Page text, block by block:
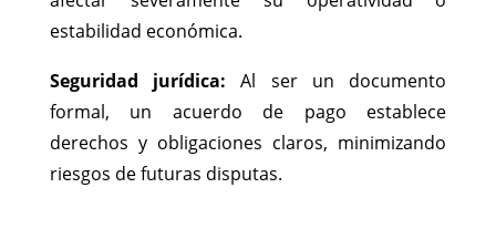
estabilidad económica.
Seguridad jurídica: Al ser un documento
formal, un acuerdo de pago establece
derechos y obligaciones claros, minimizando
riesgos de futuras disputas.